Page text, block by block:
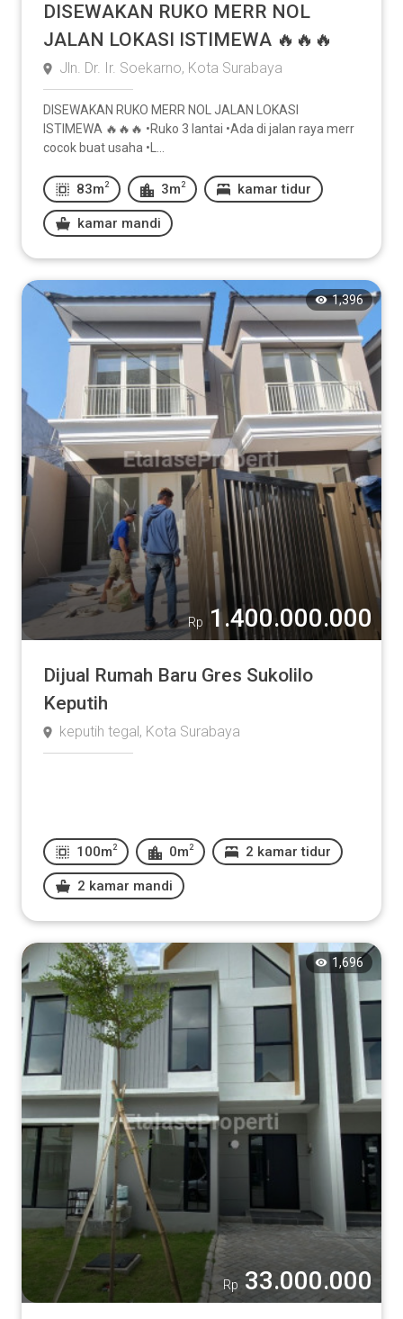
DISEWAKAN RUKO MERR NOL
JALAN LOKASI ISTIMEWA 🔥🔥🔥
Jln. Dr. Ir. Soekarno, Kota Surabaya
DISEWAKAN RUKO MERR NOL JALAN LOKASI
ISTIMEWA 🔥🔥🔥 •Ruko 3 lantai •Ada di jalan raya merr
cocok buat usaha •L...
83m 2 3m 2 kamar tidur
kamar mandi
1,396
Rp 1.400.000.000
Dijual Rumah Baru Gres Sukolilo
Keputih
keputih tegal, Kota Surabaya
100m 2 0m 2 2 kamar tidur
2 kamar mandi
1,696
Rp 33.000.000